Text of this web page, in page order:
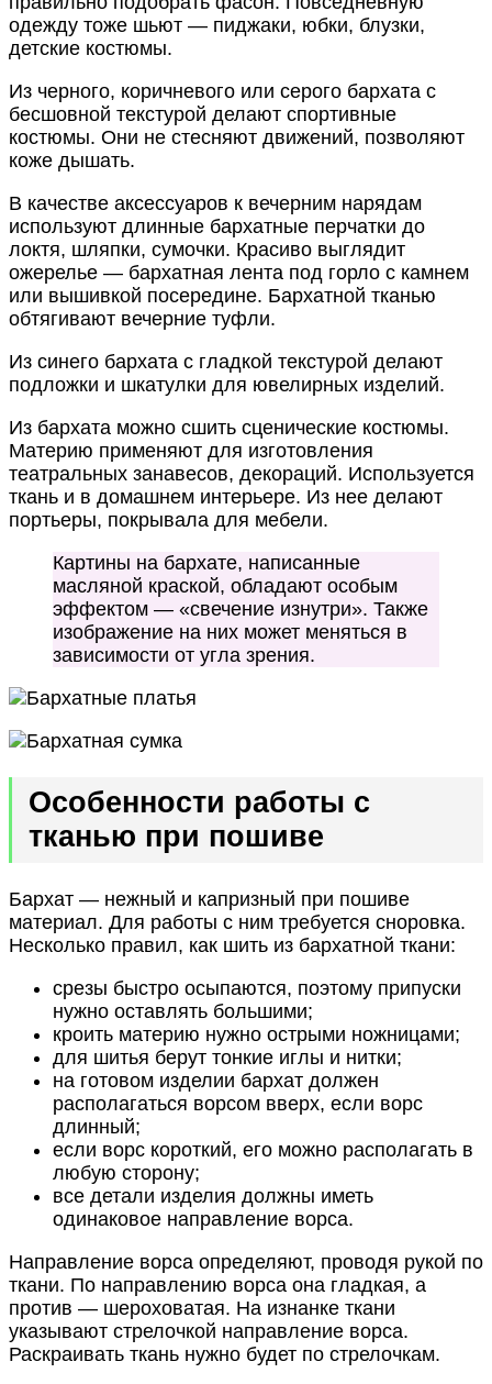
одежду тоже шьют — пиджаки, юбки, блузки,
детские костюмы.
Из черного, коричневого или серого бархата с
бесшовной текстурой делают спортивные
костюмы. Они не стесняют движений, позволяют
коже дышать.
В качестве аксессуаров к вечерним нарядам
используют длинные бархатные перчатки до
локтя, шляпки, сумочки. Красиво выглядит
ожерелье — бархатная лента под горло с камнем
или вышивкой посередине. Бархатной тканью
обтягивают вечерние туфли.
Из синего бархата с гладкой текстурой делают
подложки и шкатулки для ювелирных изделий.
Из бархата можно сшить сценические костюмы.
Материю применяют для изготовления
театральных занавесов, декораций. Используется
ткань и в домашнем интерьере. Из нее делают
портьеры, покрывала для мебели.
Картины на бархате, написанные
масляной краской, обладают особым
эффектом — «свечение изнутри». Также
изображение на них может меняться в
зависимости от угла зрения.
Особенности работы с
тканью при пошиве
Бархат — нежный и капризный при пошиве
материал. Для работы с ним требуется сноровка.
Несколько правил, как шить из бархатной ткани:
срезы быстро осыпаются, поэтому припуски
нужно оставлять большими;
кроить материю нужно острыми ножницами;
для шитья берут тонкие иглы и нитки;
на готовом изделии бархат должен
располагаться ворсом вверх, если ворс
длинный;
если ворс короткий, его можно располагать в
любую сторону;
все детали изделия должны иметь
одинаковое направление ворса.
Направление ворса определяют, проводя рукой по
ткани. По направлению ворса она гладкая, а
против — шероховатая. На изнанке ткани
указывают стрелочкой направление ворса.
Раскраивать ткань нужно будет по стрелочкам.